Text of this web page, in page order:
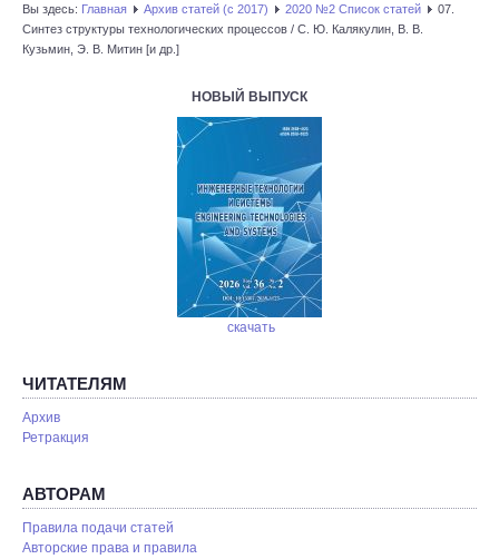
Вы здесь: Главная Архив статей (с 2017) 2020 №2 Список статей
07.
Синтез структуры технологических процессов / С. Ю. Калякулин, В. В.
Кузьмин, Э. В. Митин [и др.]
НОВЫЙ ВЫПУСК
скачать
ЧИТАТЕЛЯМ
Архив
Ретракция
АВТОРАМ
Правила подачи статей
Авторские права и правила